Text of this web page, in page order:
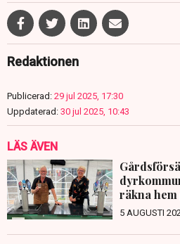
Redaktionen
Publicerad: 29 jul 2025, 17:30
Uppdaterad: 30 jul 2025, 10:43
LÄS ÄVEN
räkna hem
5 AUGUSTI